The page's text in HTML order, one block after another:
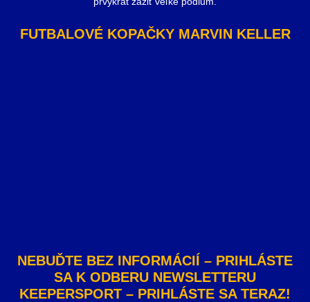
FUTBALOVÉ KOPAČKY MARVIN KELLER
NEBUĎTE BEZ INFORMÁCIÍ – PRIHLÁSTE
SA K ODBERU NEWSLETTERU
KEEPERSPORT – PRIHLÁSTE SA TERAZ!